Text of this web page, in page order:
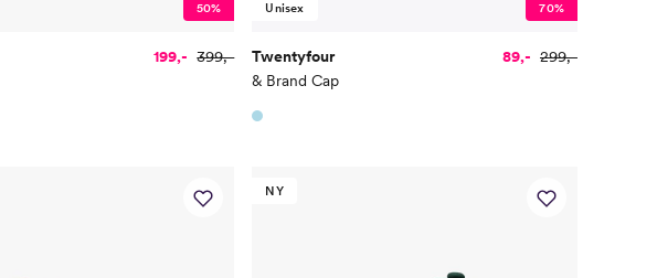
50%
199,- 399,-
Unisex 70%
Twentyfour
& Brand Cap
89,- 299,-
NY